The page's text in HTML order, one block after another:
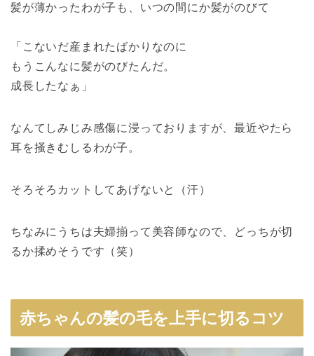
髪が薄かったわが子も、いつの間にか髪がのびて
「こないだ産まれたばかりなのに
もうこんなに髪がのびたんだ。
成長したなぁ」
なんてしみじみ感傷に浸っておりますが、最近やたら
耳を掻きむしるわが子。
そろそろカットしてあげないと（汗）
ちなみにうちは夫婦揃って美容師なので、どっちが切
るか揉めそうです（笑）
赤ちゃんの髪の毛を上手に切るコツ